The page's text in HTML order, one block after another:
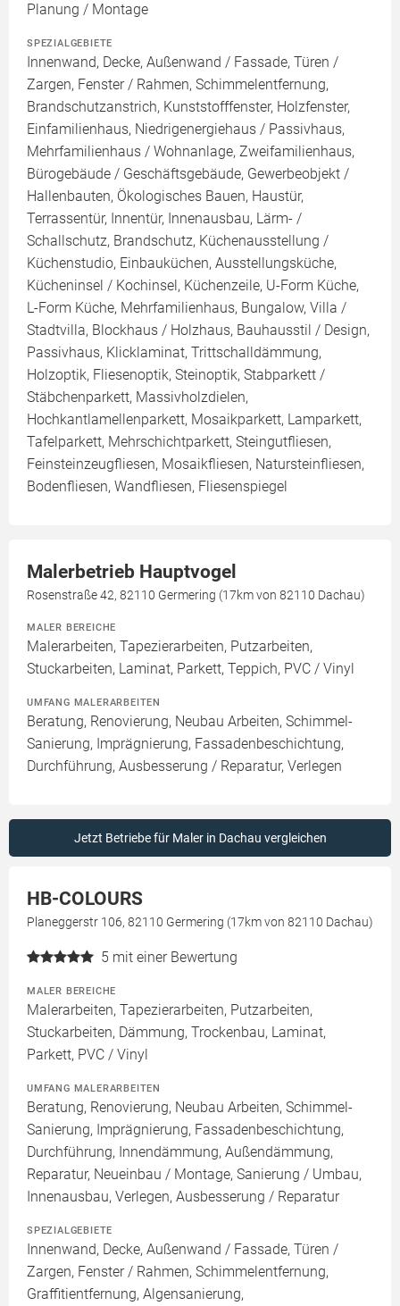
Planung / Montage
SPEZIALGEBIETE
Innenwand, Decke, Außenwand / Fassade, Türen /
Zargen, Fenster / Rahmen, Schimmelentfernung,
Brandschutzanstrich, Kunststofffenster, Holzfenster,
Einfamilienhaus, Niedrigenergiehaus / Passivhaus,
Mehrfamilienhaus / Wohnanlage, Zweifamilienhaus,
Bürogebäude / Geschäftsgebäude, Gewerbeobjekt /
Hallenbauten, Ökologisches Bauen, Haustür,
Terrassentür, Innentür, Innenausbau, Lärm- /
Schallschutz, Brandschutz, Küchenausstellung /
Küchenstudio, Einbauküchen, Ausstellungsküche,
Kücheninsel / Kochinsel, Küchenzeile, U-Form Küche,
L-Form Küche, Mehrfamilienhaus, Bungalow, Villa /
Stadtvilla, Blockhaus / Holzhaus, Bauhausstil / Design,
Passivhaus, Klicklaminat, Trittschalldämmung,
Holzoptik, Fliesenoptik, Steinoptik, Stabparkett /
Stäbchenparkett, Massivholzdielen,
Hochkantlamellenparkett, Mosaikparkett, Lamparkett,
Tafelparkett, Mehrschichtparkett, Steingutfliesen,
Feinsteinzeugfliesen, Mosaikfliesen, Natursteinfliesen,
Bodenfliesen, Wandfliesen, Fliesenspiegel
Malerbetrieb Hauptvogel
Rosenstraße 42, 82110 Germering (17km von 82110 Dachau)
MALER BEREICHE
Malerarbeiten, Tapezierarbeiten, Putzarbeiten,
Stuckarbeiten, Laminat, Parkett, Teppich, PVC / Vinyl
UMFANG MALERARBEITEN
Beratung, Renovierung, Neubau Arbeiten, Schimmel-
Sanierung, Imprägnierung, Fassadenbeschichtung,
Durchführung, Ausbesserung / Reparatur, Verlegen
Jetzt Betriebe für Maler in Dachau vergleichen
HB-COLOURS
Planeggerstr 106, 82110 Germering (17km von 82110 Dachau)
5 mit einer Bewertung
MALER BEREICHE
Malerarbeiten, Tapezierarbeiten, Putzarbeiten,
Stuckarbeiten, Dämmung, Trockenbau, Laminat,
Parkett, PVC / Vinyl
UMFANG MALERARBEITEN
Beratung, Renovierung, Neubau Arbeiten, Schimmel-
Sanierung, Imprägnierung, Fassadenbeschichtung,
Durchführung, Innendämmung, Außendämmung,
Reparatur, Neueinbau / Montage, Sanierung / Umbau,
Innenausbau, Verlegen, Ausbesserung / Reparatur
SPEZIALGEBIETE
Innenwand, Decke, Außenwand / Fassade, Türen /
Zargen, Fenster / Rahmen, Schimmelentfernung,
Graffitientfernung, Algensanierung,